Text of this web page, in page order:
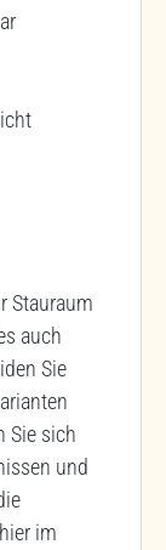
Stauraum
auch
Sie
Sie sich
und
im